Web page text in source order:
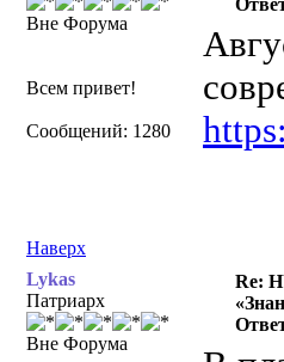
Вне Форума
Всем привет!
Сообщений: 1280
Наверх
Lykas
Патриарх
Вне Форума
Re: